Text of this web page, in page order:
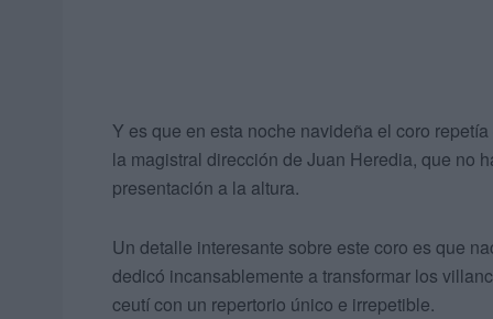
Y es que en esta noche navideña el coro
la magistral dirección de Juan Heredia, que no
presentación a la altura.
Un detalle interesante sobre este coro es que
dedicó incansablemente a transformar los
ceutí con un repertorio único e irrepetible.